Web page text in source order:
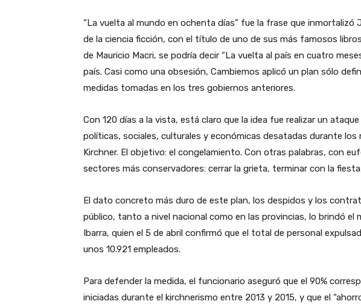
“La vuelta al mundo en ochenta días” fue la frase que inmortalizó
de la ciencia ficción, con el título de uno de sus más famosos
de Mauricio Macri, se podría decir “La vuelta al país en cuatro
país. Casi como una obsesión, Cambiemos aplicó un plan sólo
medidas tomadas en los tres gobiernos anteriores.
Con 120 días a la vista, está claro que la idea fue realizar un
políticas, sociales, culturales y económicas desatadas durante
Kirchner. El objetivo: el congelamiento. Con otras palabras, con
sectores más conservadores: cerrar la grieta, terminar con la
El dato concreto más duro de este plan, los despidos y los
público, tanto a nivel nacional como en las provincias, lo brindó el
Ibarra, quien el 5 de abril confirmó que el total de personal
unos 10.921 empleados.
Para defender la medida, el funcionario aseguró que el 90%
iniciadas durante el kirchnerismo entre 2013 y 2015, y que el